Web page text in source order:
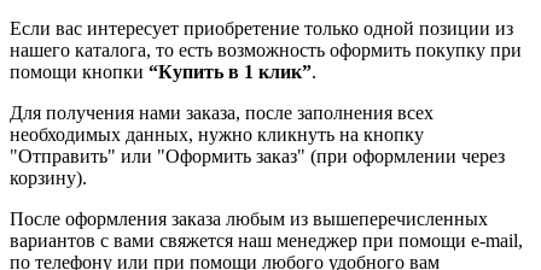
Если вас интересует приобретение только одной позиции из
нашего каталога, то есть возможность оформить покупку при
помощи кнопки “Купить в 1 клик”.
Для получения нами заказа, после заполнения всех
необходимых данных, нужно кликнуть на кнопку
"Отправить" или "Оформить заказ" (при оформлении через
корзину).
После оформления заказа любым из вышеперечисленных
вариантов с вами свяжется наш менеджер при помощи e-mail,
по телефону или при помощи любого удобного вам